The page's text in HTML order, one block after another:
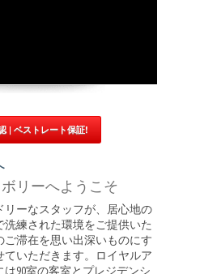
| ベストレート保証!
リーへようこそ
リーなスタッフが、居心地の
洗練された環境をご提供いた
ご滞在を思い出深いものにす
ていただきます。ロイヤルア
90室の客室とプレジデンシ